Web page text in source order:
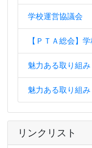
学校運営協議会
【ＰＴＡ総会】
魅力ある取り組み
魅力ある取り組み
リンクリスト